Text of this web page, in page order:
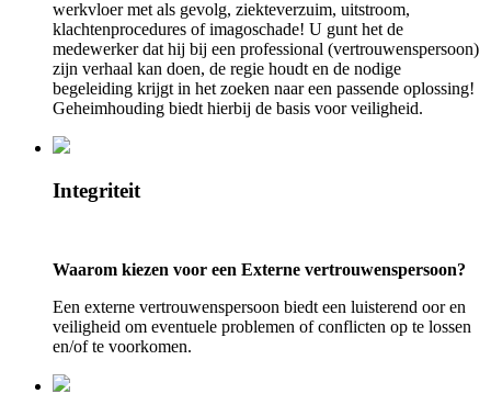
werkvloer met als gevolg, ziekteverzuim, uitstroom,
klachtenprocedures of imagoschade! U gunt het de
medewerker dat hij bij een professional (vertrouwenspersoon)
zijn verhaal kan doen, de regie houdt en de nodige
begeleiding krijgt in het zoeken naar een passende oplossing!
Geheimhouding biedt hierbij de basis voor veiligheid.
Integriteit
Waarom kiezen voor een Externe vertrouwenspersoon?
Een externe vertrouwenspersoon biedt een luisterend oor en
veiligheid om eventuele problemen of conflicten op te lossen
en/of te voorkomen.